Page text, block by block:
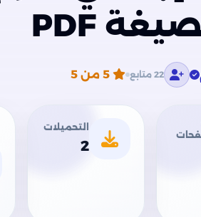
22 متابع 5من 5
التحميلات
2